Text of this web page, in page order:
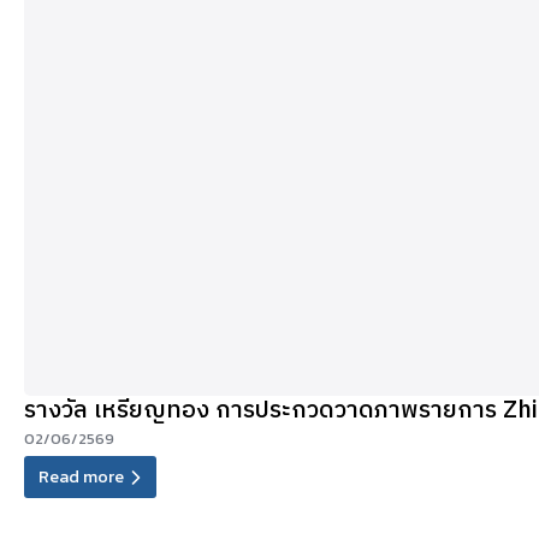
รางวัล เหรียญทอง การประกวดวาดภาพรายการ
02/06/2569
Read more